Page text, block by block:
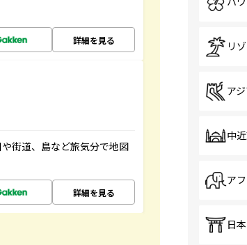
詳細を見る
街道、島など旅気分で地図
詳細を見る
リ
ア
中
ア
日本